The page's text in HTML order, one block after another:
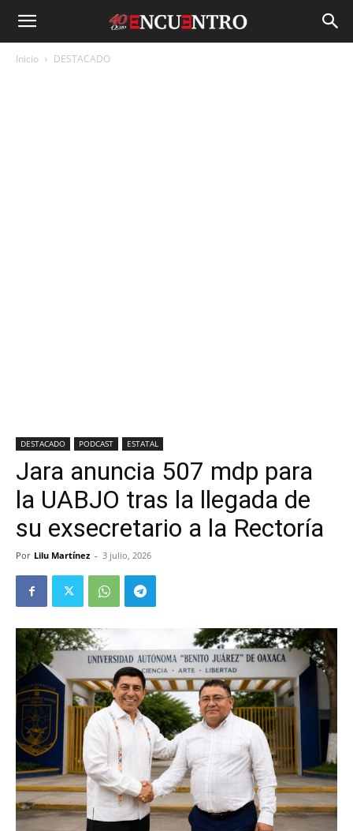
Inicio DESTACADO
DESTACADO PODCAST ESTATAL
Jara anuncia 507 mdp para
la UABJO tras la llegada de
su exsecretario a la Rectoría
Por Lilu Martínez - 3 julio, 2026